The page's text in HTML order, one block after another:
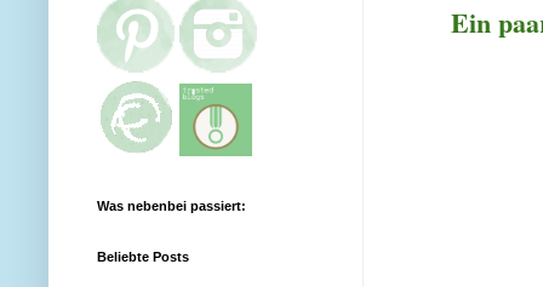
Ein
Was nebenbei passiert:
Beliebte Posts